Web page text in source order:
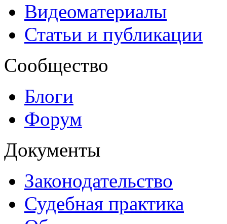
Видеоматериалы
Статьи и публикации
Сообщество
Блоги
Форум
Документы
Законодательство
Судебная практика